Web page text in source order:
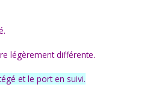
légèrement différente.
et le port en suivi.